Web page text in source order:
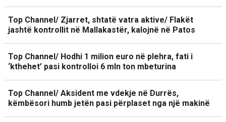
Top Channel/ Zjarret, shtatë vatra aktive/ Flakët
jashtë kontrollit në Mallakastër, kalojnë në Patos
Top Channel/ Hodhi 1 milion euro në plehra, fati i
‘kthehet’ pasi kontrolloi 6 mln ton mbeturina
Top Channel/ Aksident me vdekje në Durrës,
këmbësori humb jetën pasi përplaset nga një makinë